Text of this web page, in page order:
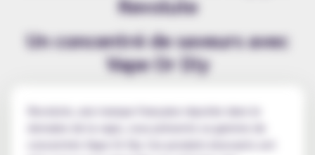
Un concentré de saveurs avec
Vape Or Diy
Revolute, une marque française réputée dans le
domaine de la vape, vous présente sa gamme de
concentrés Vape Or Diy. Ces produits innovants ont